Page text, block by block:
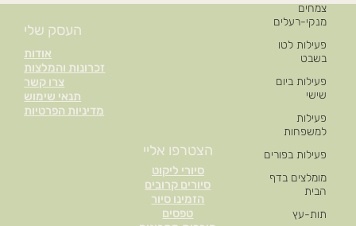
צמחים
מנקי-רעלים
פעילות לטו
בשבט
פעילות ביום
שישי
פעילות
למשפחות
פעילות בפורים
מומלצים בדף
הבית
תות-עץ
אודות
זכרונות והמלצות
צרו קשר
תנאי שימוש
מדיניות הפרטיות
העסק שלי
סיורי ליקוט
סיורים קרובים
הזמינו סיור
טפסים
הצטרפו אליי